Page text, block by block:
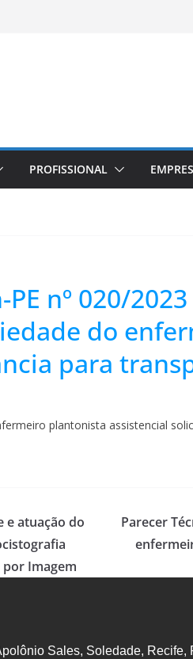
PROFISSIONAL
nº 020/2023
do
para
plantonista assistencial
e atuação do
Imagem
Parecer
Sales, Soledade,